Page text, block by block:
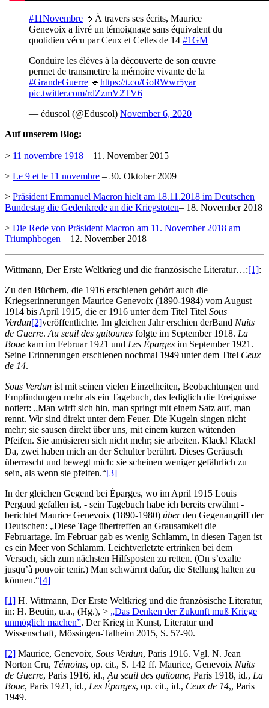
#11Novembre 🔹À travers ses écrits, Maurice
Genevoix a livré un témoignage sans équivalent du
quotidien vécu par Ceux et Celles de 14 #1GM
Conduire les élèves à la découverte de son œuvre
permet de transmettre la mémoire vivante de la
#GrandeGuerre 🔹 https://t.co/GoRWwr5yar
pic.twitter.com/rdZzmV2TV6
— éduscol (@Eduscol) November 6, 2020
Auf unserem Blog:
> 11 novembre 1918 – 11. November 2015
> Le 9 et le 11 novembre – 30. Oktober 2009
> Präsident Emmanuel Macron hielt am 18.11.2018 im Deutschen
Bundestag die Gedenkrede an die Kriegstoten– 18. November 2018
> Die Rede von Präsident Macron am 11. November 2018 am
Triumphbogen – 12. November 2018
Wittmann, Der Erste Weltkrieg und die französische Literatur…:[1]:
Zu den Büchern, die 1916 erschienen gehört auch die
Kriegserinnerungen Maurice Genevoix (1890-1984) vom August
1914 bis April 1915, die er 1916 unter dem Titel Titel Sous
Verdun[2]veröffentlichte. Im gleichen Jahr erschien derBand Nuits
de Guerre. Au seuil des guitounes folgte im September 1918. La
Boue kam im Februar 1921 und Les Éparges im September 1921.
Seine Erinnerungen erschienen nochmal 1949 unter dem Titel Ceux
de 14.
Sous Verdun ist mit seinen vielen Einzelheiten, Beobachtungen und
Empfindungen mehr als ein Tagebuch, das lediglich die Ereignisse
notiert: „Man wirft sich hin, man springt mit einem Satz auf, man
rennt. Wir sind direkt unter dem Feuer. Die Kugeln singen nicht
mehr; sie sausen direkt über uns, mit einem kurzen wütenden
Pfeifen. Sie amüsieren sich nicht mehr; sie arbeiten. Klack! Klack!
Da, zwei haben mich an der Schulter berührt. Dieses Geräusch
überrascht und bewegt mich: sie scheinen weniger gefährlich zu
sein, als wenn sie pfeifen.“[3]
In der gleichen Gegend bei Éparges, wo im April 1915 Louis
Pergaud gefallen ist, ‑ sein Tagebuch habe ich bereits erwähnt ‑
berichtet Maurice Genevoix (1890-1980) überden Gegenangriff der
Deutschen: „Diese Tage übertreffen an Grausamkeit die
Februartage. Im Februar gab es wenig Schlamm, in diesen Tagen ist
es ein Meer von Schlamm. Leichtverletzte ertrinken bei dem
Versuch, sich zum nächsten Hilfsposten zu retten. (On s’exalte
jusqu’à pouvoir tenir.) Man schwärmt dafür, die Stellung halten zu
können.“[4]
[1] H. Wittmann, Der Erste Weltkrieg und die französische Literatur,
in: H. Beutin, u.a., (Hg.), > „Das Denken der Zukunft muß Kriege
unmöglich machen”. Der Krieg in Kunst, Literatur und
Wissenschaft, Mössingen-Talheim 2015, S. 57-90.
[2] Maurice, Genevoix, Sous Verdun, Paris 1916. Vgl. N. Jean
Norton Cru, Témoins, op. cit., S. 142 ff. Maurice, Genevoix Nuits
de Guerre, Paris 1916, id., Au seuil des guitoune, Paris 1918, id., La
Boue, Paris 1921, id., Les Éparges, op. cit., id., Ceux de 14,, Paris
1949.